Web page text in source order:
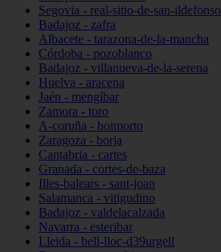
Segovia - real-sitio-de-san-ildefonso
Badajoz - zafra
Albacete - tarazona-de-la-mancha
Córdoba - pozoblanco
Badajoz - villanueva-de-la-serena
Huelva - aracena
Jaén - mengíbar
Zamora - toro
A-coruña - boimorto
Zaragoza - borja
Cantabria - cartes
Granada - cortes-de-baza
Illes-balears - sant-joan
Salamanca - vitigudino
Badajoz - valdelacalzada
Navarra - esteribar
Lleida - bell-lloc-d39urgell